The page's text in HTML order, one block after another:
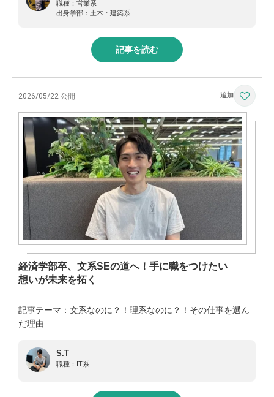
職種： 営業系
出身学部： 土木・建築系
記事を読む
2026/05/22 公開
経済学部卒、文系SEの道へ！手に職をつけたい
想いが未来を拓く
記事テーマ：文系なのに？！理系なのに？！その仕事を選ん
だ理由
S.T
職種： IT系